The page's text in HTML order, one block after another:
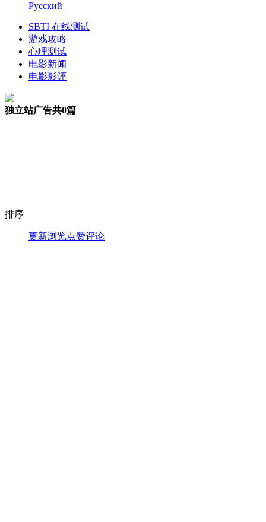
Русский
SBTI 在线测试
游戏攻略
心理测试
电影新闻
电影影评
独立站广告共0篇
排序
更新浏览点赞评论